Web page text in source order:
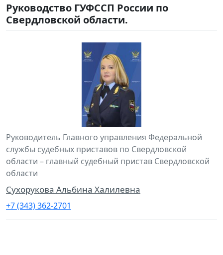
Руководство ГУФССП России по
Свердловской области.
Руководитель Главного управления Федеральной
службы судебных приставов по Свердловской
области – главный судебный пристав Свердловской
области
Сухорукова Альбина Халилевна
+7 (343) 362-2701